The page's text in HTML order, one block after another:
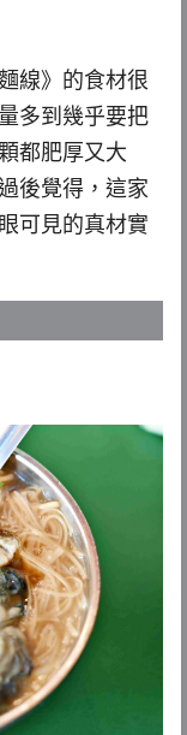
線》的食材很
多到幾乎要把
都肥厚又大
後覺得，這家
可見的真材實